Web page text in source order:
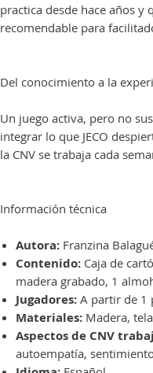
practica desde hace años
recomendable para
Del conocimiento a la
Un juego activa, pero no
integrar lo que JECO
la CNV se trabaja cada
Información técnica
Autora: Franzina
Contenido: Caja de
madera grabado, 1
Jugadores: A partir de 1
Materiales: Madera,
Aspectos de CNV
autoempatía,